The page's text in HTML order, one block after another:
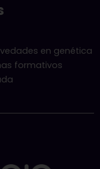
en genética
formativos